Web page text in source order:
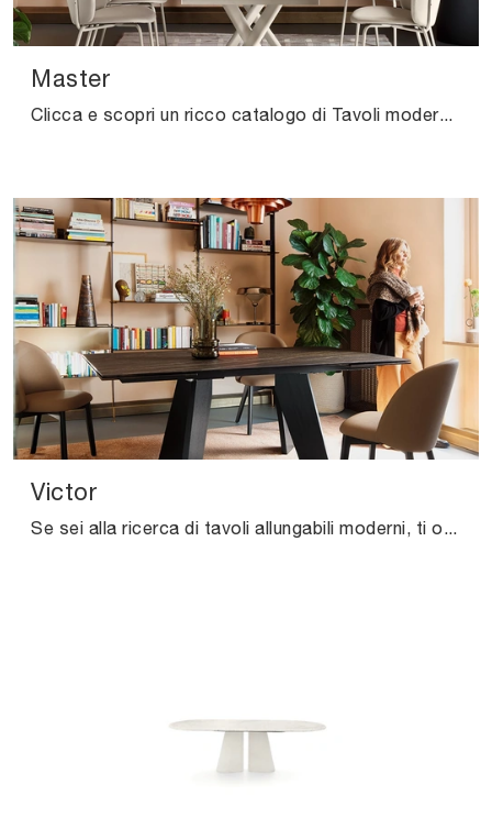
Master
Clicca e scopri un ricco catalogo di Tavoli moderni allungabili da pranzo! Il modello Master di Connubia ti sta aspettando.
Victor
Se sei alla ricerca di tavoli allungabili moderni, ti offriamo il modello da pranzo in ceramica Victor del brand Connubia.